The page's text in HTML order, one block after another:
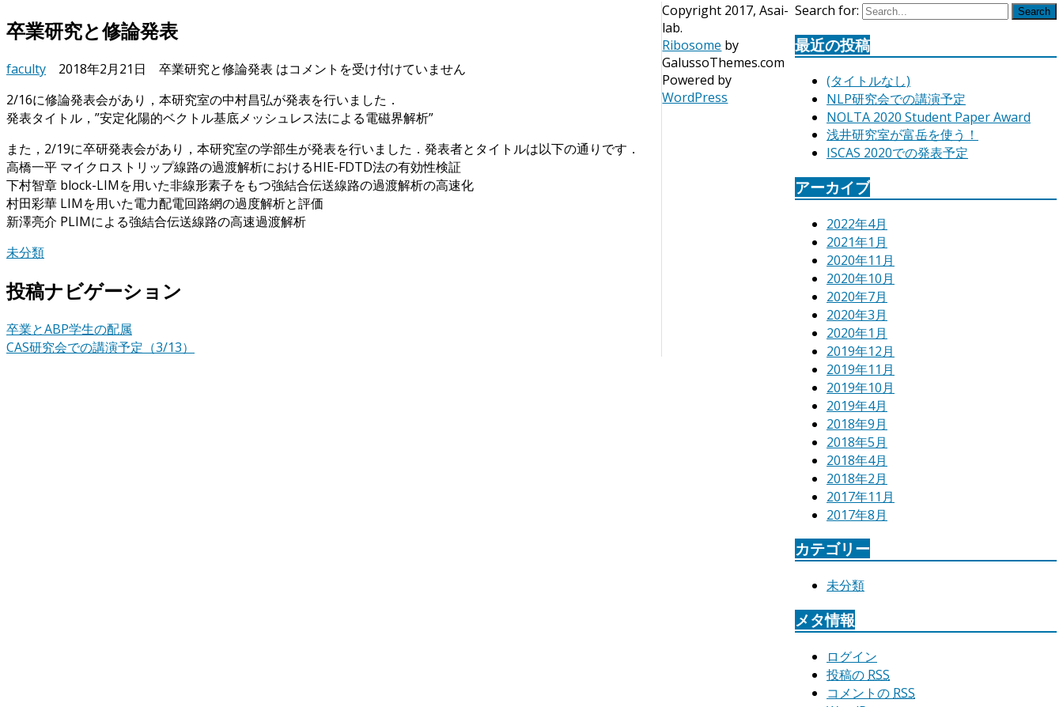
卒業研究と修論発表
faculty 2018年2月21日 卒業研究と修論発表 はコメントを受け付けていません
2/16に修論発表会があり，本研究室の中村昌弘が発表を行いました．
発表タイトル，”安定化陽的ベクトル基底メッシュレス法による電磁界解析”
また，2/19に卒研発表会があり，本研究室の学部生が発表を行いました．発表者とタイトルは以下の通りです．
高橋一平 マイクロストリップ線路の過渡解析におけるHIE-FDTD法の有効性検証
下村智章 block-LIMを用いた非線形素子をもつ強結合伝送線路の過渡解析の高速化
村田彩華 LIMを用いた電力配電回路網の過度解析と評価
新澤亮介 PLIMによる強結合伝送線路の高速過渡解析
未分類
投稿ナビゲーション
卒業とABP学生の配属
CAS研究会での講演予定（3/13）
Search for: Search
最近の投稿
(タイトルなし)
NLP研究会での講演予定
NOLTA 2020 Student Paper Award
浅井研究室が富岳を使う！
ISCAS 2020での発表予定
アーカイブ
2022年4月
2021年1月
2020年11月
2020年10月
2020年7月
2020年3月
2020年1月
2019年12月
2019年11月
2019年10月
2019年4月
2018年9月
2018年5月
2018年4月
2018年2月
2017年11月
2017年8月
カテゴリー
未分類
メタ情報
ログイン
投稿の RSS
コメントの RSS
Copyright 2017, Asai-
lab.
Ribosome by
GalussoThemes.com
Powered by
WordPress